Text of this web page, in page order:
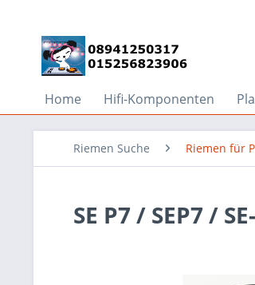
Home Hifi-Komponenten
Riemen Suche Riemen für
SE P7 / SEP7 /